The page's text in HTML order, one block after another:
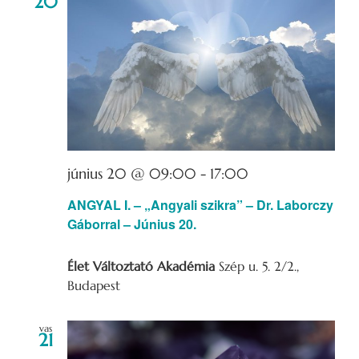
ANGYAL I. – „Angyali szikra” – Dr. Laborczy
Gáborral – Június 20.
június 20 @ 09:00 - 17:00
Élet Változtató Akadémia Szép u. 5. 2/2.,
Budapest
vas
21